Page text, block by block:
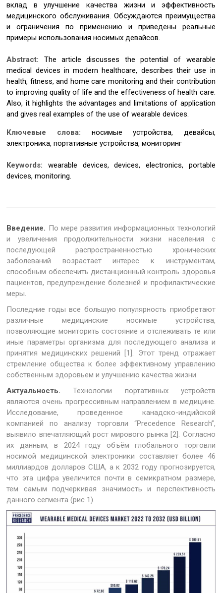
вклад в улучшение качества жизни и эффективность
медицинского обслуживания. Обсуждаются преимущества
и ограничения по применению и приведены реальные
примеры использования носимых девайсов.
Abstract: The article discusses the potential of wearable
medical devices in modern healthcare, describes their use in
health, fitness, and home care monitoring and their contribution
to improving quality of life and the effectiveness of health care.
Also, it highlights the advantages and limitations of application
and gives real examples of the use of wearable devices.
Ключевые слова: носимые устройства, девайсы,
электроника, портативные устройства, мониторинг
Keywords:wearable devices, devices, electronics, portable
devices, monitoring.
Введение. По мере развития информационных технологий
и увеличения продолжительности жизни населения с
последующей распространенностью хронических
заболеваний возрастает интерес к инструментам,
способным обеспечить дистанционный контроль здоровья
пациентов, предупреждение болезней и профилактические
меры.
Последние годы все большую популярность приобретают
различные медицинские носимые устройства,
позволяющие мониторить состояние и отслеживать те или
иные параметры организма для последующего анализа и
принятия медицинских решений [1]. Этот тренд отражает
стремление общества к более эффективному управлению
собственным здоровьем и улучшению качества жизни.
Актуальность.Технологии портативных устройств
являются очень прогрессивным направлением в медицине.
Исследование, проведенное канадско-индийской
компанией по анализу торговли “Precedence Research”,
выявило впечатляющий рост мирового рынка [2]. Согласно
их данным, в 2024 году объём глобального торговли
носимой медицинской электроники составляет более 46
миллиардов долларов США, а к 2032 году прогнозируется,
что эта цифра увеличится почти в семикратном размере,
тем самым подчеркивая значимость и перспективность
данного сегмента (рис 1).